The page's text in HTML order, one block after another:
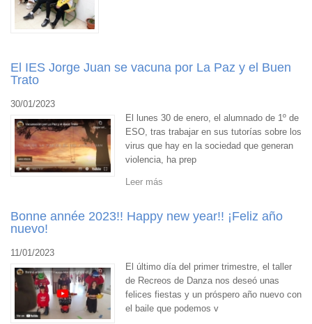
El IES Jorge Juan se vacuna por La Paz y el Buen
Trato
30/01/2023
El lunes 30 de enero, el alumnado de 1º de
ESO, tras trabajar en sus tutorías sobre los
virus que hay en la sociedad que generan
violencia, ha prep
Leer más
Bonne année 2023!! Happy new year!! ¡Feliz año
nuevo!
11/01/2023
El último día del primer trimestre, el taller
de Recreos de Danza nos deseó unas
felices fiestas y un próspero año nuevo con
el baile que podemos v